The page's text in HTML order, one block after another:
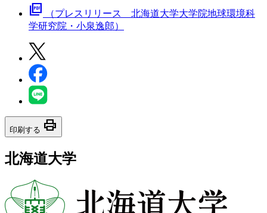
picture_as_pdf
（プレスリリース 北海道大学大学院地球環境科
学研究院・小泉逸郎）
印刷する print
北海道大学